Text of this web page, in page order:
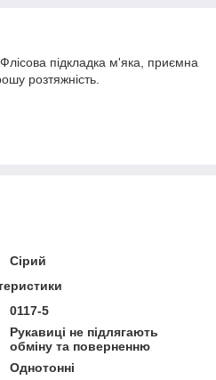
Флісова підкладка м'яка, приємна
розтяжність.
Сірий
0117-5
Рукавиці не підлягають
обміну та поверненню
Однотонні